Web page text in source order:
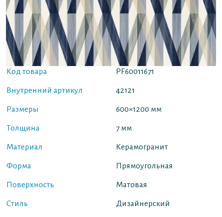
Код товара PF60011671
Внутренний артикул 42121
Размеры 600×1200 мм
Толщина 7 мм
Материал Керамогранит
Форма Прямоугольная
Поверхность Матовая
Стиль Дизайнерский